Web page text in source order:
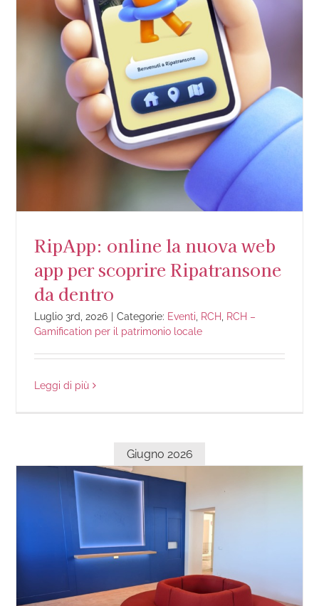
RipApp: online la nuova web
app per scoprire Ripatransone
da dentro
Luglio 3rd, 2026 Categorie: Eventi RCH
RCH –
Gamification per il patrimonio locale
Leggi di più
Giugno 2026